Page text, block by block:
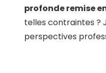
profonde remise
telles contraintes ?
perspectives